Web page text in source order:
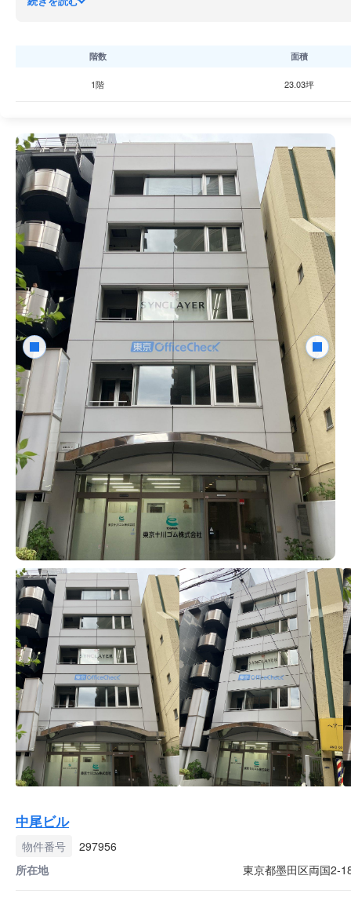
階数 面積
1階 23.03坪
中尾ビル
物件番号
297956
所在地
東京都墨田区両国2-